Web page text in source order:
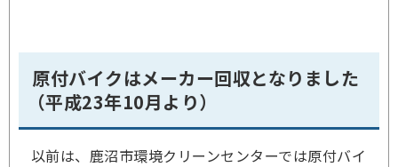
原付バイクはメーカー回収となりました
（平成23年10月より）
以前は、鹿沼市環境クリーンセンターでは原付バイ